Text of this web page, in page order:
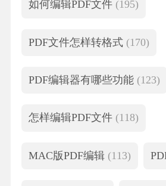
如何编辑PDF文件 (195)
PDF文件怎样转格式 (170)
PDF编辑器有哪些功能 (123)
怎样编辑PDF文件 (118)
MAC版PDF编辑 (113)